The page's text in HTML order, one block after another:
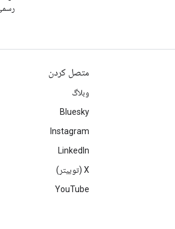
متصل کردن
وبلاگ
Bluesky
Instagram
LinkedIn
‫X (توییتر)
YouTube